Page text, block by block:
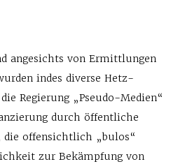
angesichts von Ermittlungen
indes diverse Hetz-
Regierung „Pseudo-Medien“
durch öffentliche
offensichtlich „bulos“
zur Bekämpfung von